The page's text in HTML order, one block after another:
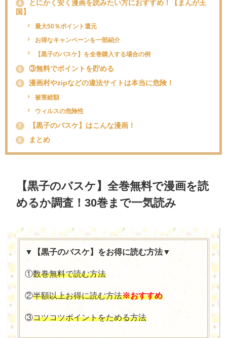
4
とにかく安く漫画を読みたい方におすすめ！【まんが王
国】
最大50％ポイント還元
お得なキャンペーンを一部紹介
【黒子のバスケ】を全巻購入する場合の例
5 ③無料でポイントを貯める
6 漫画村やzipなどの違法サイトは本当に危険！
被害総額
ウィルスの危険性
7 【黒子のバスケ】はこんな漫画！
8 まとめ
【黒子のバスケ 】全巻無料で漫画を読
めるか調査！30巻まで一気読み
▼【黒子のバスケ】をお得に読む方法▼
①数巻無料で読む方法
②半額以上お得に読む方法※おすすめ
③コツコツポイントをためる方法